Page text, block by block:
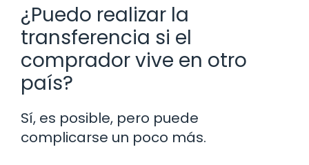
¿Puedo realizar la
transferencia si el
comprador vive en otro
país?
Sí, es posible, pero puede
complicarse un poco más.